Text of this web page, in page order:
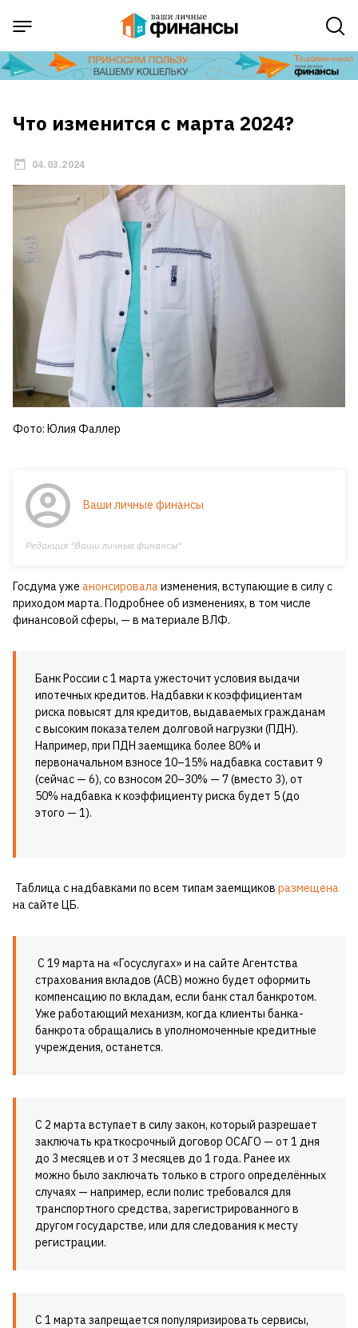
Что изменится с марта 2024?
04.03.2024
Фото: Юлия Фаллер
Ваши личные финансы
Редакция "Ваши личные финансы"
Госдума уже анонсировалаизменения, вступающие в силу с
приходом марта. Подробнее об изменениях, в том числе
финансовой сферы, — в материале ВЛФ.
Банк России с 1 марта ужесточит условия выдачи
ипотечных кредитов. Надбавки к коэффициентам
риска повысят для кредитов, выдаваемых гражданам
с высоким показателем долговой нагрузки (ПДН).
Например, при ПДН заемщика более 80% и
первоначальном взносе 10–15% надбавка составит 9
(сейчас — 6), со взносом 20–30% — 7 (вместо 3), от
50% надбавка к коэффициенту риска будет 5 (до
этого — 1).
Таблица с надбавками по всем типам заемщиков размещена
на сайте ЦБ.
С 19 марта на «Госуслугах» и на сайте Агентства
страхования вкладов (АСВ) можно будет оформить
компенсацию по вкладам, если банк стал банкротом.
Уже работающий механизм, когда клиенты банка-
банкрота обращались в уполномоченные кредитные
учреждения, останется.
С 2 марта вступает в силу закон, который разрешает
заключать краткосрочный договор ОСАГО — от 1 дня
до 3 месяцев и от 3 месяцев до 1 года. Ранее их
можно было заключать только в строго определённых
случаях — например, если полис требовался для
транспортного средства, зарегистрированного в
другом государстве, или для следования к месту
регистрации.
С 1 марта запрещается популяризировать сервисы,